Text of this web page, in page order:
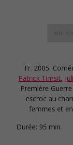
Fr. 2005.
Patrick Timsit,
Première
escroc au
femmes et
Durée: 95 min.